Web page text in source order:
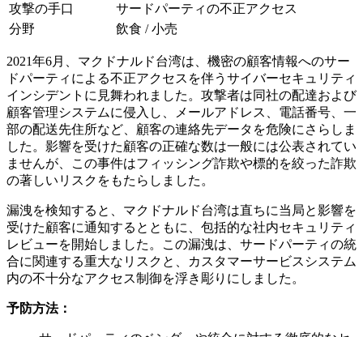
攻撃の手口
サードパーティの不正アクセス
分野
飲食 / 小売
2021年6月、マクドナルド台湾は、機密の顧客情報へのサー
ドパーティによる不正アクセスを伴うサイバーセキュリティ
インシデントに見舞われました。攻撃者は同社の配達および
顧客管理システムに侵入し、メールアドレス、電話番号、一
部の配送先住所など、顧客の連絡先データを危険にさらしま
した。影響を受けた顧客の正確な数は一般には公表されてい
ませんが、この事件はフィッシング詐欺や標的を絞った詐欺
の著しいリスクをもたらしました。
漏洩を検知すると、マクドナルド台湾は直ちに当局と影響を
受けた顧客に通知するとともに、包括的な社内セキュリティ
レビューを開始しました。この漏洩は、サードパーティの統
合に関連する重大なリスクと、カスタマーサービスシステム
内の不十分なアクセス制御を浮き彫りにしました。
予防方法：